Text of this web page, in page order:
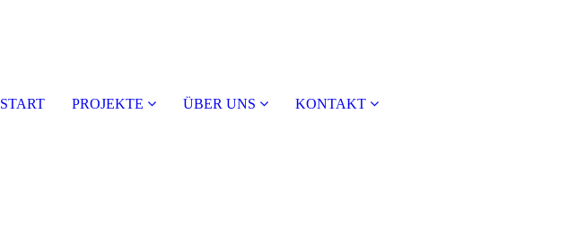
START PROJEKTE ÜBER UNS KONTAKT